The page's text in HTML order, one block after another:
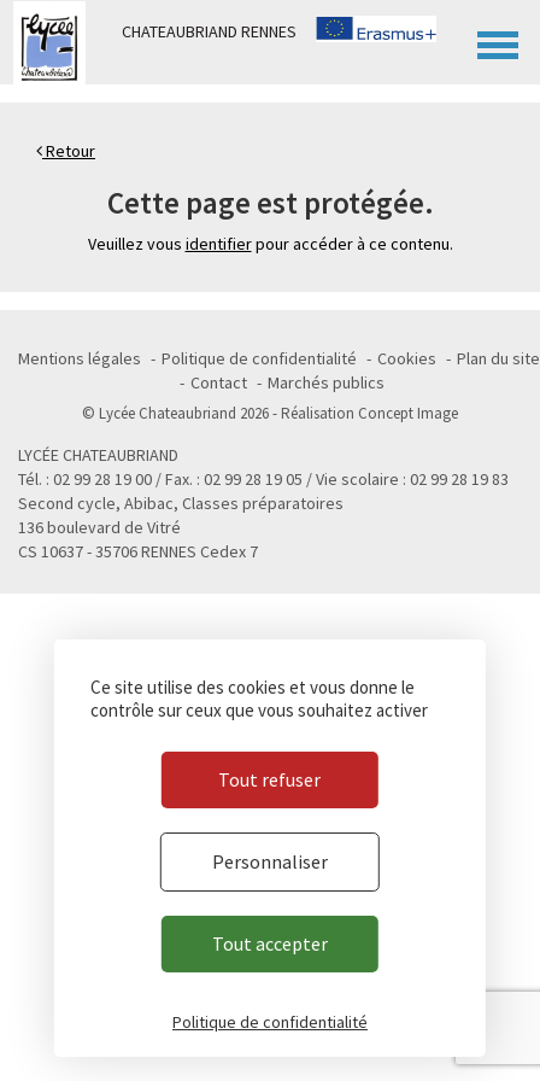
CHATEAUBRIAND RENNES
Retour
Cette page est protégée.
Veuillez vous identifierpour accéder à ce contenu.
Mentions légales Politique de confidentialité Cookies
Plan du site
Contact
Marchés publics
© Lycée Chateaubriand 2026 - Réalisation Concept Image
LYCÉE CHATEAUBRIAND
Tél. : 02 99 28 19 00 / Fax. : 02 99 28 19 05 / Vie scolaire : 02 99 28 19 83
Second cycle, Abibac, Classes préparatoires
136 boulevard de Vitré
CS 10637 - 35706 RENNES Cedex 7
Panneau de gestion des cookies
Ce site utilise des cookies et vous donne le
contrôle sur ceux que vous souhaitez activer
Tout accepter
Tout refuser
Personnaliser
Politique de confidentialité